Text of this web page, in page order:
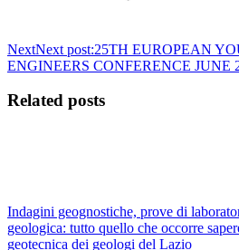
NextNext post:25TH EUROPEAN
ENGINEERS CONFERENCE JUNE
Related posts
Indagini geognostiche, prove di
geologica: tutto quello che occorre
geotecnica dei geologi del Lazio